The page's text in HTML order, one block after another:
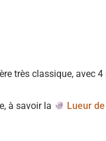
très classique, avec
à savoir la
Lueur